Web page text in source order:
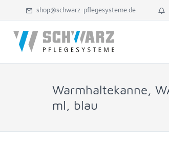
shop@schwarz-pflegesysteme.de
Warmhaltekanne,
ml, blau